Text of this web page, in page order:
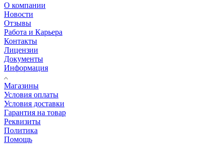
О компании
Новости
Отзывы
Работа и Карьера
Контакты
Лицензии
Документы
Информация
Магазины
Условия оплаты
Условия доставки
Гарантия на товар
Реквизиты
Политика
Помощь